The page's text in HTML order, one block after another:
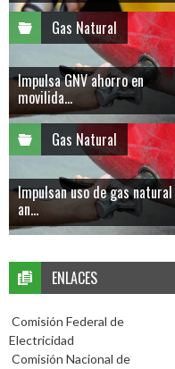
Gas Natural
Impulsa GNV ahorro en
movilida...
Gas Natural
Impulsan uso de gas natural
an...
ENLACES
Comisión Federal de
Electricidad
Comisión Nacional de